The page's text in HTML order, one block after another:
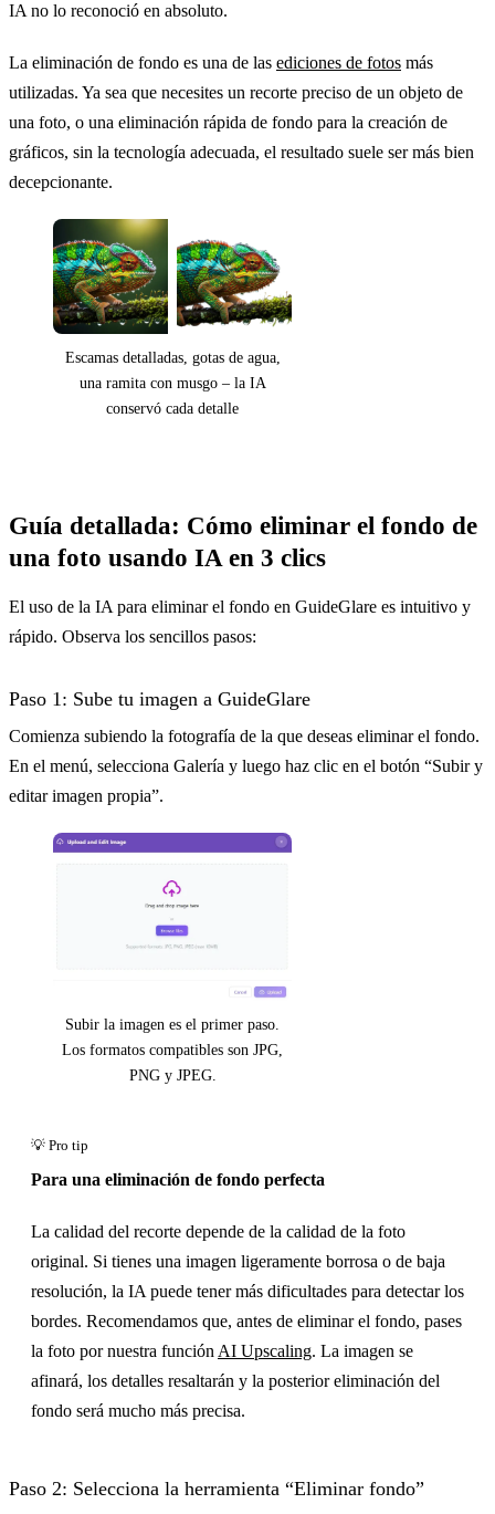
IA no lo reconoció en absoluto.
La eliminación de fondo es una de las ediciones de fotos más
utilizadas. Ya sea que necesites un recorte preciso de un objeto de
una foto, o una eliminación rápida de fondo para la creación de
gráficos, sin la tecnología adecuada, el resultado suele ser más bien
decepcionante.
Escamas detalladas, gotas de agua,
una ramita con musgo – la IA
conservó cada detalle
Guía detallada: Cómo eliminar el fondo de
una foto usando IA en 3 clics
El uso de la IA para eliminar el fondo en GuideGlare es intuitivo y
rápido. Observa los sencillos pasos:
Paso 1: Sube tu imagen a GuideGlare
Comienza subiendo la fotografía de la que deseas eliminar el fondo.
En el menú, selecciona Galería y luego haz clic en el botón “Subir y
editar imagen propia”.
Subir la imagen es el primer paso.
Los formatos compatibles son JPG,
PNG y JPEG.
Para una eliminación de fondo perfecta
La calidad del recorte depende de la calidad de la foto
original. Si tienes una imagen ligeramente borrosa o de baja
resolución, la IA puede tener más dificultades para detectar los
bordes. Recomendamos que, antes de eliminar el fondo, pases
la foto por nuestra función AI Upscaling. La imagen se
afinará, los detalles resaltarán y la posterior eliminación del
fondo será mucho más precisa.
Paso 2: Selecciona la herramienta “Eliminar fondo”